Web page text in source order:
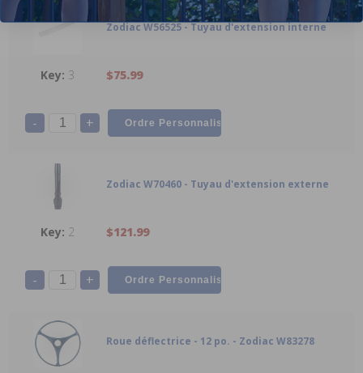
Zodiac W56525 - Tuyau d'extension interne
3 $75.99
- +
Zodiac W70460 - Tuyau d'extension externe
2 $121.99
- +
Roue déflectrice - 12 po. - Zodiac W83278